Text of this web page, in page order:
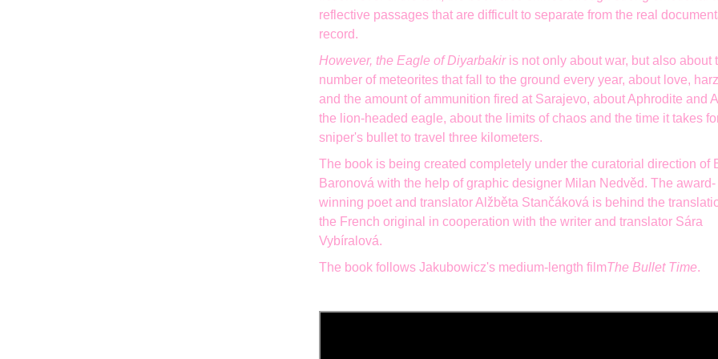
reflective passages that are difficult to separate from the real
record.
However, the Eagle of Diyarbakiris not only about war, but also about
number of meteorites that fall to the ground every year, about love,
and the amount of ammunition fired at Sarajevo, about Aphrodite and
the lion-headed eagle, about the limits of chaos and the time it takes
sniper's bullet to travel three kilometers.
The book is being created completely under the curatorial direction of
Baronová with the help ofgraphic designer Milan Nedvěd. The award-
winning poet and translatorAlžběta Stančáková is behind the
the French original in cooperation with the writer and translator Sára
Vybíralová.
The bookfollows Jakubowicz's medium-length filmThe Bullet Time.